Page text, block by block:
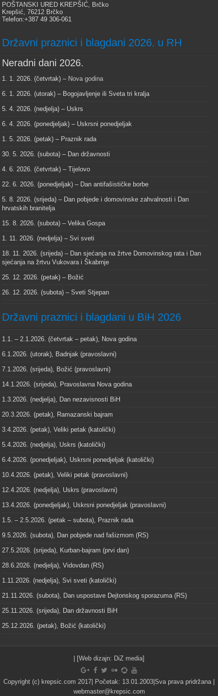
POŠTANSKI URED KREPŠIĆ, Brčko
Krepšić, 76212 Brčko
Telefon:+387 49 306-061
Državni praznici i blagdani 2026. u RH
Neradni dani 2026.
1. 1. 2026. (četvrtak) – Nova godina
6. 1. 2026. (utorak) – Bogojavljenje ili Sveta tri kralja
5. 4. 2026. (nedjelja) – Uskrs
6. 4. 2026. (ponedjeljak) – Uskrsni ponedjeljak
1. 5. 2026. (petak) – Praznik rada
30. 5. 2026. (subota) – Dan državnosti
4. 6. 2026. (četvrtak) – Tijelovo
22. 6. 2026. (ponedjeljak) – Dan antifašističke borbe
5. 8. 2026. (srijeda) – Dan pobjede i domovinske zahvalnosti i Dan
hrvatskih branitelja
15. 8. 2026. (subota) – Velika Gospa
1. 11. 2026. (nedjelja) – Svi sveti
18. 11. 2026. (srijeda) – Dan sjećanja na žrtve Domovinskog rata i Dan
sjećanja na žrtvu Vukovara i Škabrnje
25. 12. 2026. (petak) – Božić
26. 12. 2026. (subota) – Sveti Stjepan
Državni praznici i blagdani u BiH 2026
1.1. – 2.1.2026. (četvrtak – petak), Nova godina
6.1.2026. (utorak), Badnjak (pravoslavni)
7.1.2026. (srijeda), Božić (pravoslavni)
14.1.2026. (srijeda), Pravoslavna Nova godina
1.3.2026. (nedjelja), Dan nezavisnosti BiH
20.3.2026. (petak), Ramazanski bajram
3.4.2026. (petak), Veliki petak (katolički)
5.4.2026. (nedjelja), Uskrs (katolički)
6.4.2026. (ponedjeljak), Uskrsni ponedjeljak (katolički)
10.4.2026. (petak), Veliki petak (pravoslavni)
12.4.2026. (nedjelja), Uskrs (pravoslavni)
13.4.2026. (ponedjeljak), Uskrsni ponedjeljak (pravoslavni)
1.5. – 2.5.2026. (petak – subota), Praznik rada
9.5.2026. (subota), Dan pobjede nad fašizmom (RS)
27.5.2026. (srijeda), Kurban-bajram (prvi dan)
28.6.2026. (nedjelja), Vidovdan (RS)
1.11.2026. (nedjelja), Svi sveti (katolički)
21.11.2026. (subota), Dan uspostave Dejtonskog sporazuma (RS)
25.11.2026. (srijeda), Dan državnosti BiH
25.12.2026. (petak), Božić (katolički)
| [Web dizajn: DiZ media]
Copyright (c) krepsic.com 2017| Početak: 13.01.2003|Sva prava pridržana |
webmaster@krepsic.com